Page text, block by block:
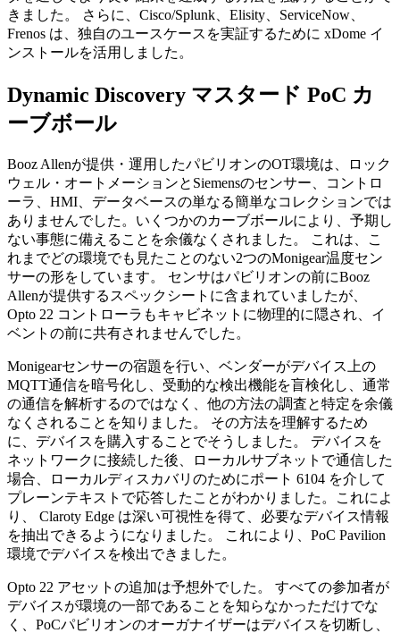
きました。 さらに、Cisco/Splunk、Elisity、ServiceNow、
Frenos は、独自のユースケースを実証するために xDome イ
ンストールを活用しました。
Dynamic Discovery マスタード PoC カ
ーブボール
Booz Allenが提供・運用したパビリオンのOT環境は、ロック
ウェル・オートメーションとSiemensのセンサー、コントロ
ーラ、HMI、データベースの単なる簡単なコレクションでは
ありませんでした。いくつかのカーブボールにより、予期し
ない事態に備えることを余儀なくされました。 これは、こ
れまでどの環境でも見たことのない2つのMonigear温度セン
サーの形をしています。 センサはパビリオンの前にBooz
Allenが提供するスペックシートに含まれていましたが、
Opto 22 コントローラもキャビネットに物理的に隠され、イ
ベントの前に共有されませんでした。
Monigearセンサーの宿題を行い、ベンダーがデバイス上の
MQTT通信を暗号化し、受動的な検出機能を盲検化し、通常
の通信を解析するのではなく、他の方法の調査と特定を余儀
なくされることを知りました。 その方法を理解するため
に、デバイスを購入することでそうしました。 デバイスを
ネットワークに接続した後、ローカルサブネットで通信した
場合、ローカルディスカバリのためにポート 6104 を介して
プレーンテキストで応答したことがわかりました。これによ
り、 Claroty Edge は深い可視性を得て、必要なデバイス情報
を抽出できるようになりました。 これにより、PoC Pavilion
環境でデバイスを検出できました。
Opto 22 アセットの追加は予想外でした。 すべての参加者が
デバイスが環境の一部であることを知らなかっただけでな
く、PoCパビリオンのオーガナイザーはデバイスを切断し、